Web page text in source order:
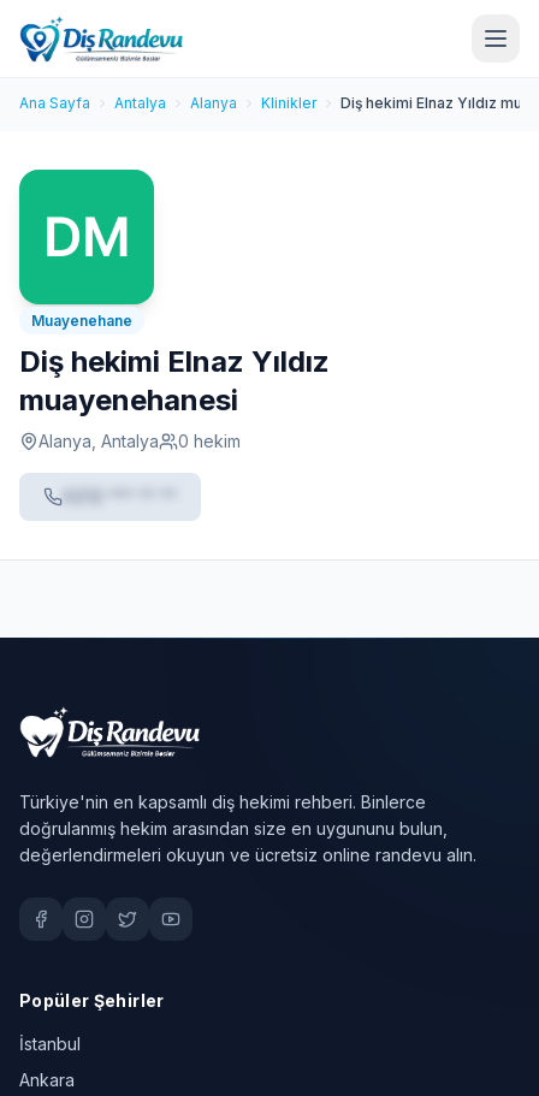
Ana Sayfa Antalya Alanya Klinikler Diş hekimi Elnaz Yıldız
Muayenehane
Diş hekimi Elnaz Yıldız
muayenehanesi
Alanya, Antalya 0 hekim
Türkiye'nin en kapsamlı diş hekimi rehberi. Binlerce
doğrulanmış hekim arasından size en uygununu bulun,
değerlendirmeleri okuyun ve ücretsiz online randevu alın.
Popüler Şehirler
İstanbul
Ankara